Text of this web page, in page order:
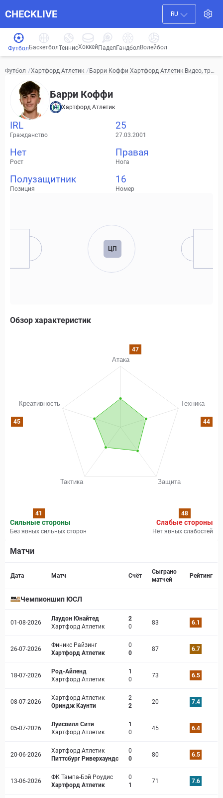
CHECKLIVE RU
Футбол БаскетболТеннисХоккей ПаделГандбол Волейбол
Футбол /Хартфорд Атлетик /Барри Коффи Хартфорд Атлетик Видео, тран
Барри Коффи
Хартфорд Атлетик
IRL
Гражданство
25
27.03.2001
Нет
Рост
Правая
Нога
Полузащитник
Позиция
16
Номер
ЦП
Обзор характеристик
47
45 44
41 48
Сильные стороны
Без явных сильных сторон
Слабые стороны
Нет явных слабостей
Матчи
Дата Матч Счёт
Сыграно
матчей
Рейтинг
Чемпионшип ЮСЛ
01-08-2026
Лаудон Юнайтед
Хартфорд Атлетик
2
0
83 6.1
26-07-2026
Финикс Райзинг
Хартфорд Атлетик
0
0
87 6.7
18-07-2026
Род-Айленд
Хартфорд Атлетик
1
0
73 6.5
08-07-2026
Хартфорд Атлетик
Ориндж Каунти
2
2
20 7.4
05-07-2026
Луисвилл Сити
Хартфорд Атлетик
1
0
45 6.4
20-06-2026
Хартфорд Атлетик
Питтсбург Риверхаундс
0
0
80 6.5
13-06-2026
ФК Тампа-Бэй Роудис
Хартфорд Атлетик
0
1
71 7.6